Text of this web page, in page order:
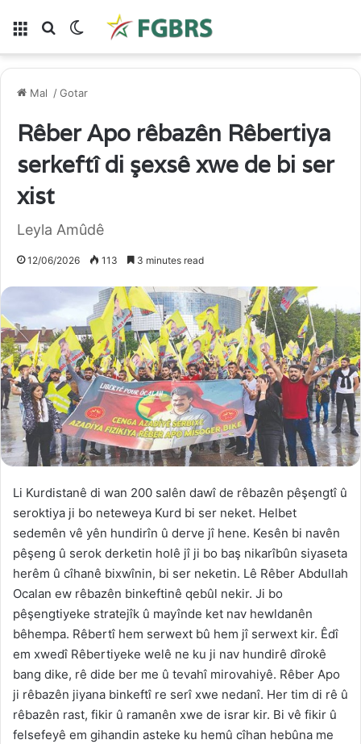
Lîste Gera li serSwitch skin
Mal /Gotar
Rêber Apo rêbazên Rêbertiya
serkeftî di şexsê xwe de bi ser
xist
Leyla Amûdê
12/06/2026 113 3 minutes read
Li Kurdistanê di wan 200 salên dawî de rêbazên pêşengtî û
seroktiya ji bo neteweya Kurd bi ser neket. Helbet
sedemên vê yên hundirîn û derve jî hene. Kesên bi navên
pêşeng û serok derketin holê jî ji bo baş nikarîbûn siyaseta
herêm û cîhanê bixwînin, bi ser neketin. Lê Rêber Abdullah
Ocalan ew rêbazên binkeftinê qebûl nekir. Ji bo
pêşengtiyeke stratejîk û mayînde ket nav hewldanên
bêhempa. Rêbertî hem serwext bû hem jî serwext kir. Êdî
em xwedî Rêbertiyeke welê ne ku ji nav hundirê dîrokê
bang dike, rê dide ber me û tevahî mirovahiyê. Rêber Apo
ji rêbazên jiyana binkeftî re serî xwe nedanî. Her tim di rê û
rêbazên rast, fikir û ramanên xwe de israr kir. Bi vê fikir û
felsefeyê em gihandin asteke ku hemû cîhan hebûna me